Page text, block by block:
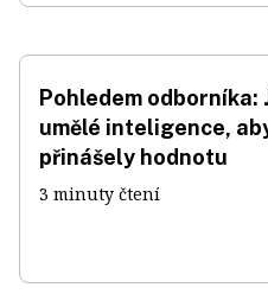
Pohledem
umělé inteligence,
přinášely hodnotu
3 minuty čtení